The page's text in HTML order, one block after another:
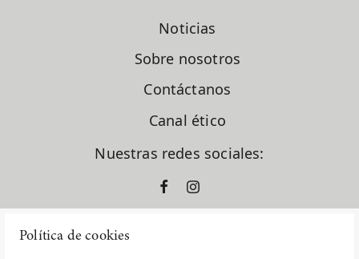
Política de cookies
Noticias
Sobre nosotros
Contáctanos
Canal ético
Nuestras redes sociales: